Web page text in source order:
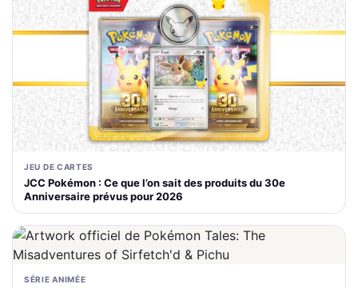
JEU DE CARTES
JCC Pokémon : Ce que l’on sait des produits du 30e
Anniversaire prévus pour 2026
SÉRIE ANIMÉE